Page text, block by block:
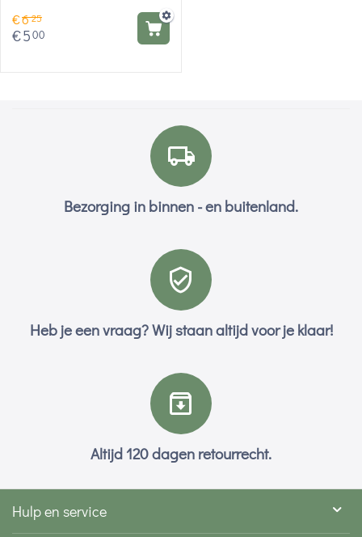
€625
€500
Bezorging in binnen - en buitenland.
Heb je een vraag? Wij staan altijd voor je klaar!
Altijd 120 dagen retourrecht.
Hulp en service